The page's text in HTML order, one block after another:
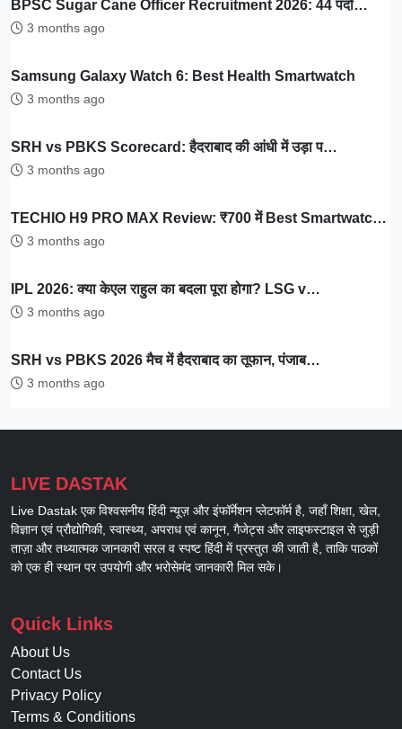
BPSC Sugar Cane Officer Recruitment 2026: 44 पदों…
3 months ago
Samsung Galaxy Watch 6: Best Health Smartwatch
3 months ago
SRH vs PBKS Scorecard: हैदराबाद की आंधी में उड़ा प…
3 months ago
TECHIO H9 PRO MAX Review: ₹700 में Best Smartwatc…
3 months ago
IPL 2026: क्या केएल राहुल का बदला पूरा होगा? LSG v…
3 months ago
SRH vs PBKS 2026 मैच में हैदराबाद का तूफान, पंजाब…
3 months ago
LIVE DASTAK
Live Dastak एक विश्वसनीय हिंदी न्यूज़ और इंफॉर्मेशन प्लेटफॉर्म है, जहाँ शिक्षा, खेल,
विज्ञान एवं प्रौद्योगिकी, स्वास्थ्य, अपराध एवं कानून, गैजेट्स और लाइफस्टाइल से जुड़ी
ताज़ा और तथ्यात्मक जानकारी सरल व स्पष्ट हिंदी में प्रस्तुत की जाती है, ताकि पाठकों
को एक ही स्थान पर उपयोगी और भरोसेमंद जानकारी मिल सके।
Quick Links
About Us
Contact Us
Privacy Policy
Terms & Conditions